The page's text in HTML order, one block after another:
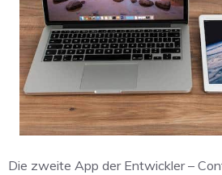
Die zweite App der Entwickler –